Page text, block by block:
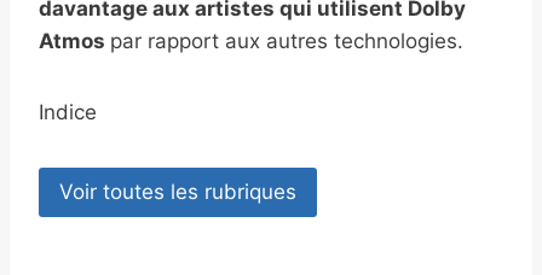
davantage aux artistes qui utilisent Dolby
Atmos par rapport aux autres technologies.
Indice
Voir toutes les rubriques